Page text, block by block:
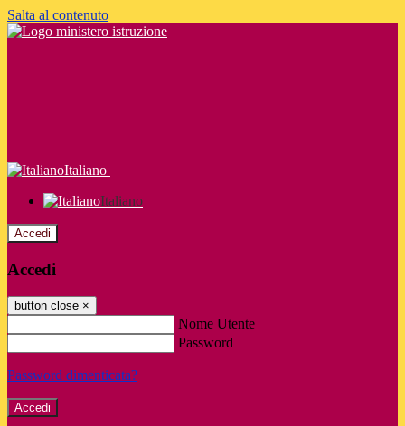
Salta al contenuto
Italiano
Italiano
Accedi
Accedi
button close ×
Nome Utente
Password
Password dimenticata?